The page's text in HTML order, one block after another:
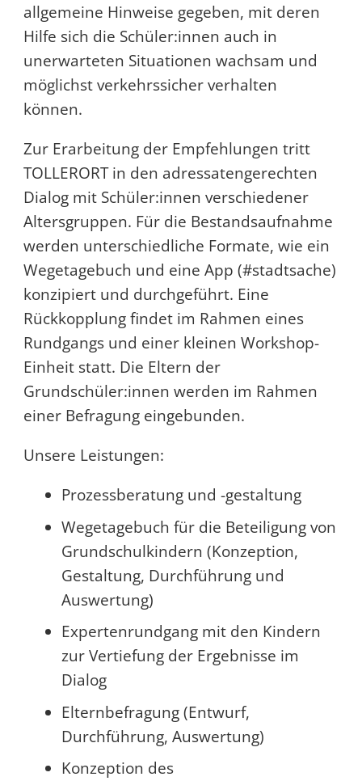
allgemeine Hinweise gegeben, mit deren
Hilfe sich die Schüler:innen auch in
unerwarteten Situationen wachsam und
möglichst verkehrssicher verhalten
können.
Zur Erarbeitung der Empfehlungen tritt
TOLLERORT in den adressatengerechten
Dialog mit Schüler:innen verschiedener
Altersgruppen. Für die Bestandsaufnahme
werden unterschiedliche Formate, wie ein
Wegetagebuch und eine App (#stadtsache)
konzipiert und durchgeführt. Eine
Rückkopplung findet im Rahmen eines
Rundgangs und einer kleinen Workshop-
Einheit statt. Die Eltern der
Grundschüler:innen werden im Rahmen
einer Befragung eingebunden.
Unsere Leistungen:
Prozessberatung und -gestaltung
Wegetagebuch für die Beteiligung von
Grundschulkindern (Konzeption,
Gestaltung, Durchführung und
Auswertung)
Expertenrundgang mit den Kindern
zur Vertiefung der Ergebnisse im
Dialog
Elternbefragung (Entwurf,
Durchführung, Auswertung)
Konzeption des